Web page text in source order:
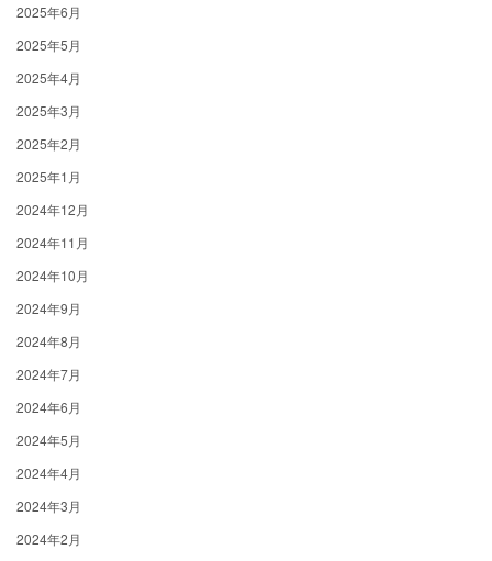
2025年6月
2025年5月
2025年4月
2025年3月
2025年2月
2025年1月
2024年12月
2024年11月
2024年10月
2024年9月
2024年8月
2024年7月
2024年6月
2024年5月
2024年4月
2024年3月
2024年2月